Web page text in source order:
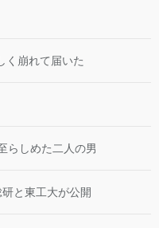
く崩れて届いた
らしめた二人の男
と東工大が公開